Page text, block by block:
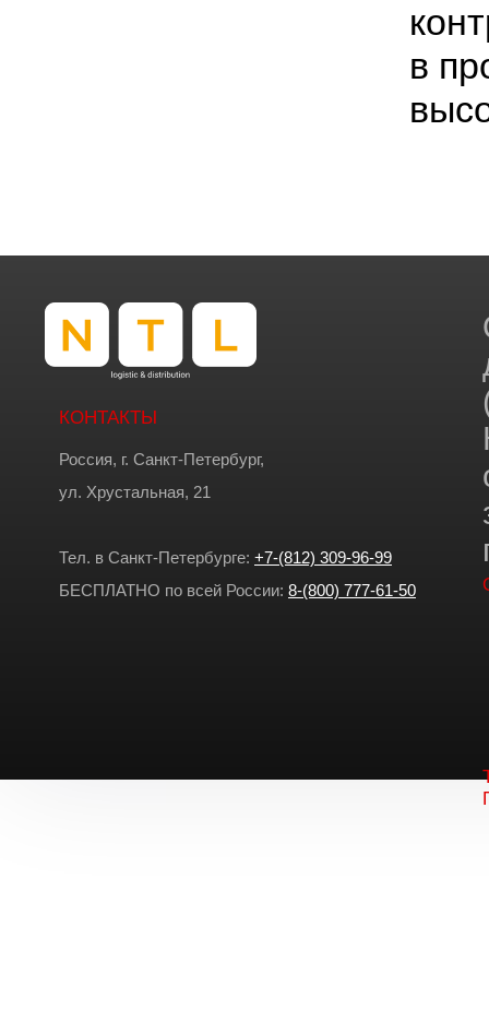
в
КОНТАКТЫ
Россия, г. Санкт-Петербург,
ул. Хрустальная, 21
Тел. в Санкт-Петербурге: +7-(812) 309-96-99
БЕСПЛАТНО по всей России: 8-(800) 777-61-50